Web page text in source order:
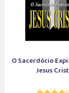
O Sacerdócio
Jesus